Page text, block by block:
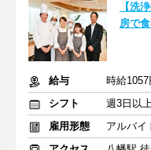
【洗
房で
給与
時給
シフト
週3日以
雇用形態
アルバイ